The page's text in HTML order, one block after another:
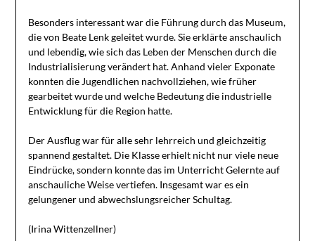
Besonders interessant war die Führung durch das Museum,
die von Beate Lenk geleitet wurde. Sie erklärte anschaulich
und lebendig, wie sich das Leben der Menschen durch die
Industrialisierung verändert hat. Anhand vieler Exponate
konnten die Jugendlichen nachvollziehen, wie früher
gearbeitet wurde und welche Bedeutung die industrielle
Entwicklung für die Region hatte.
Der Ausflug war für alle sehr lehrreich und gleichzeitig
spannend gestaltet. Die Klasse erhielt nicht nur viele neue
Eindrücke, sondern konnte das im Unterricht Gelernte auf
anschauliche Weise vertiefen. Insgesamt war es ein
gelungener und abwechslungsreicher Schultag.
(Irina Wittenzellner)